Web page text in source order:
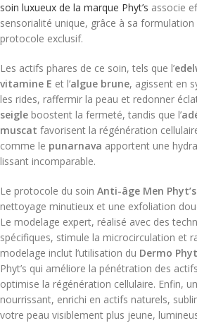
soin luxueux de la marque Phyt’s associe
sensorialité unique, grâce à sa
protocole exclusif.
Les actifs phares de ce soin, tels que l’
vitamine E et l’algue brune, agissent en
les rides, raffermir la peau et redonner
seigle boostent la fermeté, tandis que l’
muscat favorisent la régénération
comme le punarnava apportent une
lissant incomparable.
Le protocole du soin Anti-âge Men Phyt’s
nettoyage minutieux et une exfoliation
Le modelage expert, réalisé avec des
spécifiques, stimule la microcirculation et
modelage inclut l’utilisation du Dermo
Phyt’s qui améliore la pénétration des
optimise la régénération cellulaire. Enfin,
nourrissant, enrichi en actifs naturels,
votre peau visiblement plus jeune,